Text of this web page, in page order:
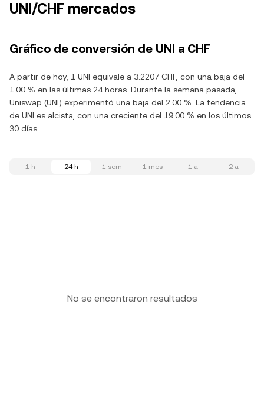
UNI/CHF mercados
Gráfico de conversión de UNI a CHF
A partir de hoy, 1 UNI equivale a 3.2207 CHF, con una baja del
1.00 % en las últimas 24 horas. Durante la semana pasada,
Uniswap (UNI) experimentó una baja del 2.00 %. La tendencia
de UNI es alcista, con una creciente del 19.00 % en los últimos
30 días.
1 h 24 h 1 sem 1 mes 1 a 2 a
No se encontraron resultados